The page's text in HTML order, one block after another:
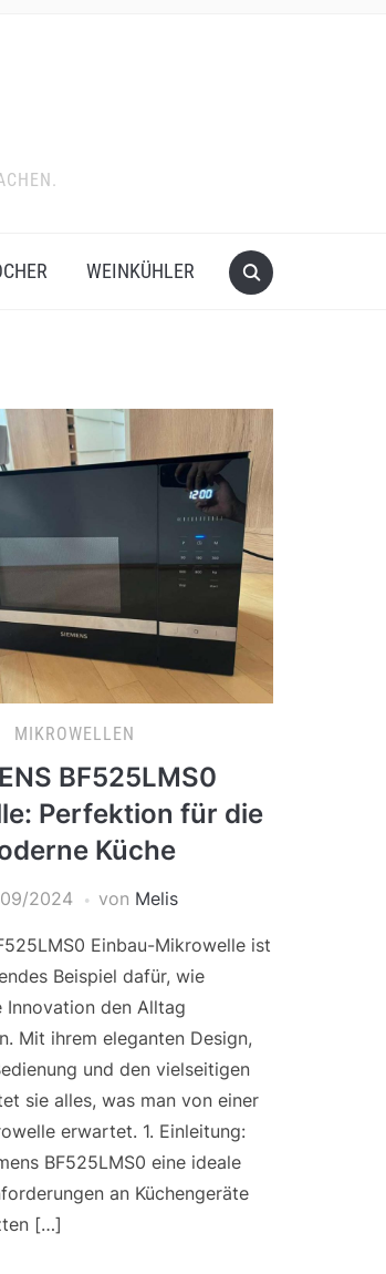
WEINKÜHLER
MIKROWELLEN
BF525LMS0
Perfektion für die
Küche
2024 von Melis
Einbau-Mikrowelle ist
Beispiel dafür, wie
Innovation den Alltag
Mit ihrem eleganten Design,
und den vielseitigen
sie alles, was man von einer
erwartet. 1. Einleitung:
BF525LMS0 eine ideale
an Küchengeräte
[…]